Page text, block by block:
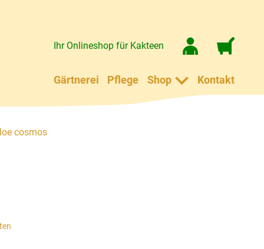
Ihr Onlineshop für Kakteen
Gärtnerei Pflege Shop Kontakt
cosmos